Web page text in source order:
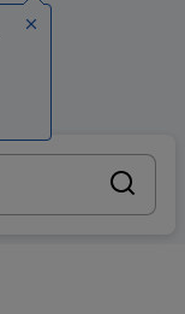
Zamknij wskazówkę